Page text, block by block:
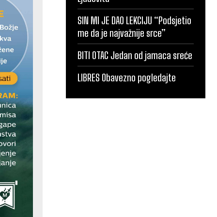
SIN MI JE DAO LEKCIJU “Podsjetio
me da je najvažnije srce”
BITI OTAC Jedan od jamaca sreće
LIBRES Obavezno pogledajte